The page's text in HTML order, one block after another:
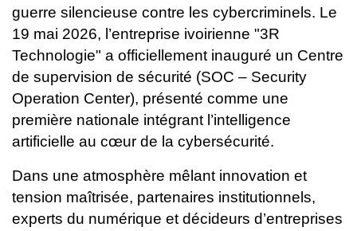
guerre silencieuse contre les cybercriminels. Le
19 mai 2026, l’entreprise ivoirienne "3R
Technologie" a officiellement inauguré un Centre
de supervision de sécurité (SOC – Security
Operation Center), présenté comme une
première nationale intégrant l’intelligence
artificielle au cœur de la cybersécurité.
Dans une atmosphère mêlant innovation et
tension maîtrisée, partenaires institutionnels,
experts du numérique et décideurs d’entreprises